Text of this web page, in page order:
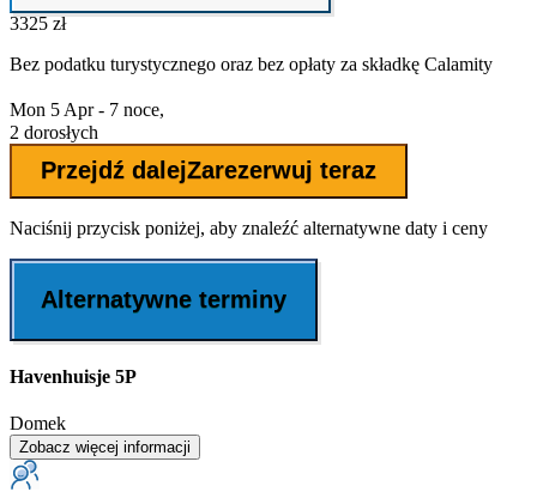
3325 zł
Bez podatku turystycznego oraz bez opłaty za składkę Calamity
Mon 5 Apr - 7 noce,
2 dorosłych
Przejdź dalejZarezerwuj teraz
Naciśnij przycisk poniżej, aby znaleźć alternatywne daty i ceny
Alternatywne terminy
Havenhuisje 5P
Domek
Zobacz więcej informacji